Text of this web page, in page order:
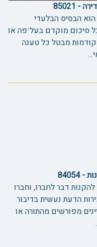
הבסיס הבלעדי
סיכום מוקדם בעל־פה או
קודמות מבטל כל טענה
דבר לחברו, וחברו
הדעת נעשית בדיבור
מפורשים מהתורה או